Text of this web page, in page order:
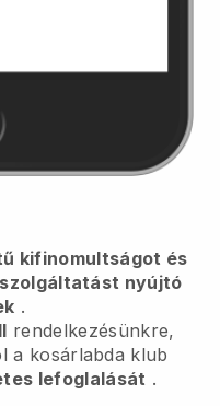
kifinomultságot és
nyújtó
.
rendelkezésünkre,
a kosárlabda klub
lefoglalását .